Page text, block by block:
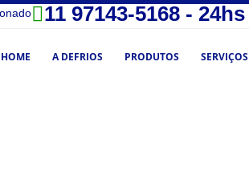
11 97143-5168 - 24hs
HOME A DEFRIOS PRODUTOS SERVIÇOS